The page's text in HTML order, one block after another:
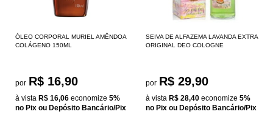
ÓLEO CORPORAL MURIEL AMÊNDOA
COLÁGENO 150ML
por R$ 16,90
à vista R$ 16,06 economize 5%
no Pix ou Depósito Bancário/Pix
SEIVA DE ALFAZEMA LAVANDA EXTRA
ORIGINAL DEO COLOGNE
por R$ 29,90
à vista R$ 28,40 economize 5%
no Pix ou Depósito Bancário/Pix